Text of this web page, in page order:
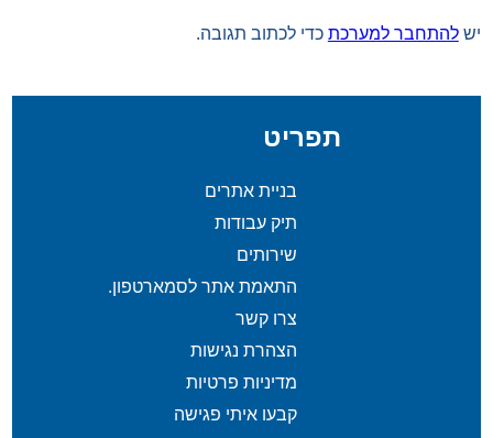
ישלהתחבר למערכת כדי לכתוב תגובה.
תפריט
בניית אתרים
תיק עבודות
שירותים
התאמת אתר לסמארטפון.
צרו קשר
הצהרת נגישות
מדיניות פרטיות
קבעו איתי פגישה